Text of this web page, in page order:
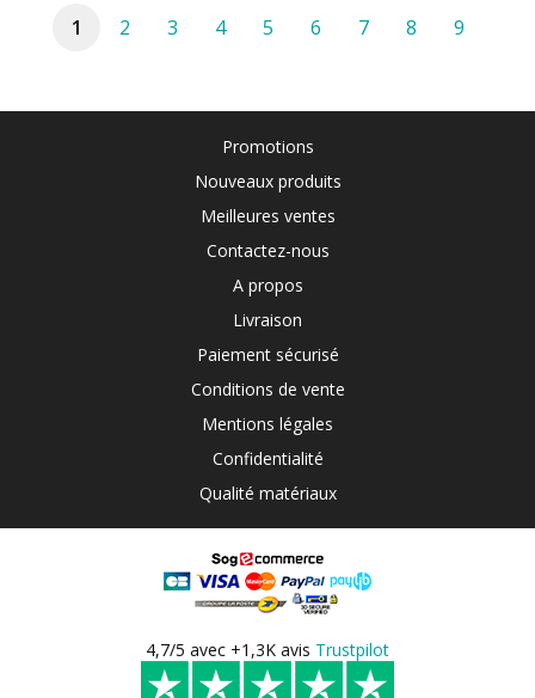
1 2 3 4 5 6 7 8 9
Promotions
Nouveaux produits
Meilleures ventes
Contactez-nous
A propos
Livraison
Paiement sécurisé
Conditions de vente
Mentions légales
Confidentialité
Qualité matériaux
4,7/5 avec +1,3K avis Trustpilot